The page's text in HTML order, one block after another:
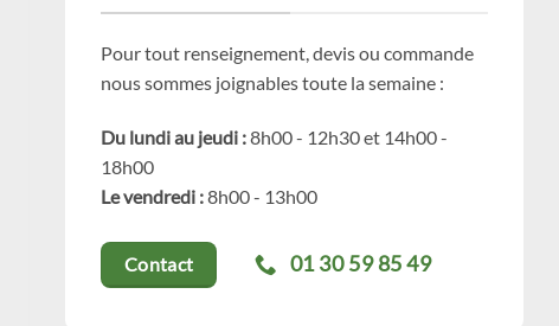
Pour tout renseignement, devis ou commande
nous sommes joignables toute la semaine :
Du lundi au jeudi :8h00 - 12h30 et 14h00 -
18h00
Le vendredi :8h00 - 13h00
Contact 01 30 59 85 49